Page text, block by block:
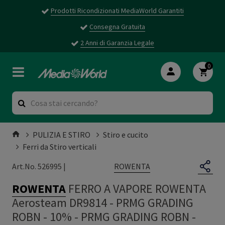
Prodotti Ricondizionati MediaWorld Garantiti
Consegna Gratuita
2 Anni di Garanzia Legale
0
PULIZIA E STIRO
Stiro e cucito
Ferri da Stiro verticali
Art.No. 526995 |
ROWENTA
ROWENTA FERRO A VAPORE ROWENTA
Aerosteam DR9814 - PRMG GRADING
ROBN - 10% - PRMG GRADING ROBN -